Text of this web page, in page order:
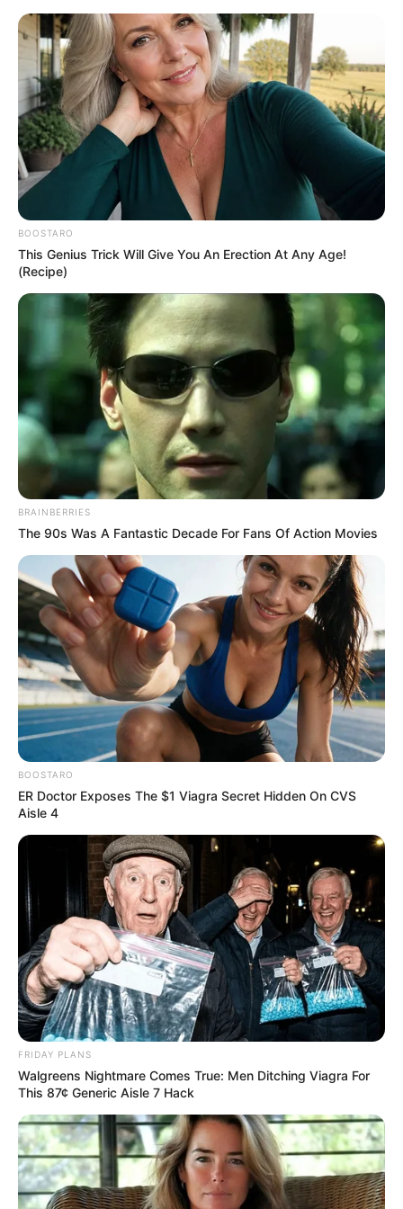
MENU
ET
WIDGETS
QUINTÉ PRIX XAVIER
HUNAULT PRONOSTIC PMU
07-07-2025
Lundi 7 Juillet 2025 à CHATEAUBRIANT Réunion 1
QUINTÉ PRIX XAVIER HUNAULT – Trot attelé – 3000
mètres.
BOOSTARO
This Genius Trick Will Give You An Erection At Any Age!
(Recipe)
BRAINBERRIES
The 90s Was A Fantastic Decade For Fans Of Action Movies
BOOSTARO
ER Doctor Exposes The $1 Viagra Secret Hidden On CVS
Aisle 4
FRIDAY PLANS
Walgreens Nightmare Comes True: Men Ditching Viagra For
This 87¢ Generic Aisle 7 Hack